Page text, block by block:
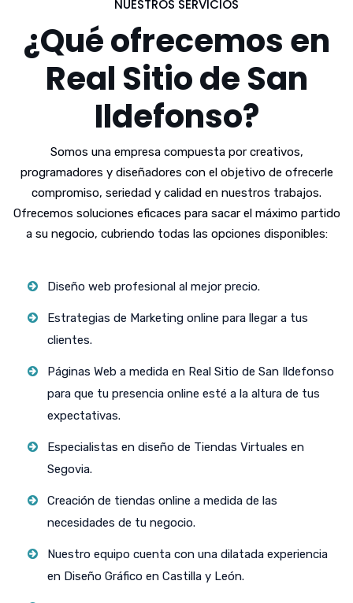
NUESTROS SERVICIOS
¿Qué ofrecemos en
Real Sitio de San
Ildefonso?
Somos una empresa compuesta por creativos,
programadores y diseñadores con el objetivo de ofrecerle
compromiso, seriedad y calidad en nuestros trabajos.
Ofrecemos soluciones eficaces para sacar el máximo partido
a su negocio, cubriendo todas las opciones disponibles:
Diseño web profesional al mejor precio.
Estrategias de Marketing online para llegar a tus
clientes.
Páginas Web a medida en Real Sitio de San Ildefonso
para que tu presencia online esté a la altura de tus
expectativas.
Especialistas en diseño de Tiendas Virtuales en
Segovia.
Creación de tiendas online a medida de las
necesidades de tu negocio.
Nuestro equipo cuenta con una dilatada experiencia
en Diseño Gráfico en Castilla y León.